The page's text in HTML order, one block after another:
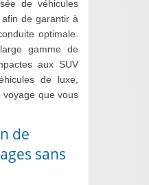
de véhicules
de garantir à
optimale.
gamme de
aux SUV
de luxe,
que vous
de
sans